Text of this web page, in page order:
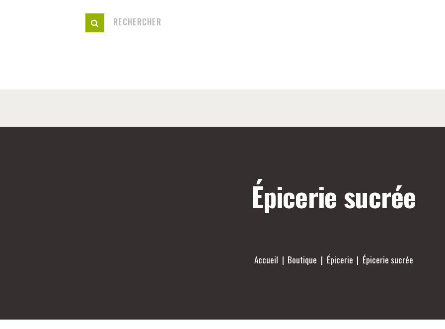
Épicerie sucrée
Accueil Boutique Épicerie Épicerie sucrée